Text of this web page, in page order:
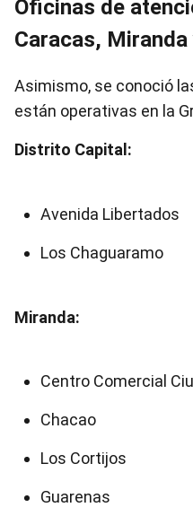
Oficinas de
Caracas, Miranda
Asimismo, se conoció
están operativas en la
Distrito Capital:
Avenida Libertados
Los Chaguaramo
Miranda:
Centro Comercial
Chacao
Los Cortijos
Guarenas